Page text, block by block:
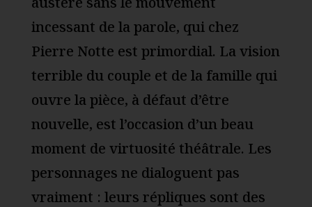
incessant de la parole, qui chez
Pierre Notte est primordial. La vision
terrible du couple et de la famille qui
ouvre la pièce, à défaut d’être
nouvelle, est l’occasion d’un beau
moment de virtuosité théâtrale. Les
personnages ne dialoguent pas
vraiment : leurs répliques sont des